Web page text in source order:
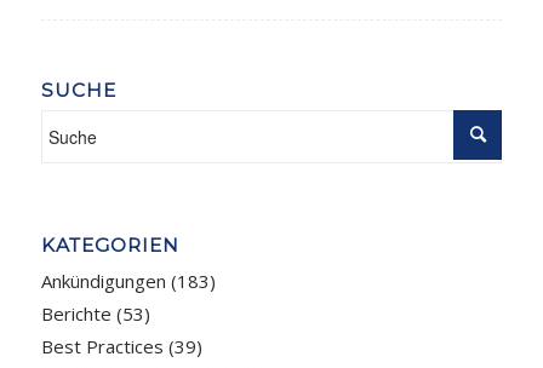
SUCHE
KATEGORIEN
Ankündigungen (183)
Berichte (53)
Best Practices (39)